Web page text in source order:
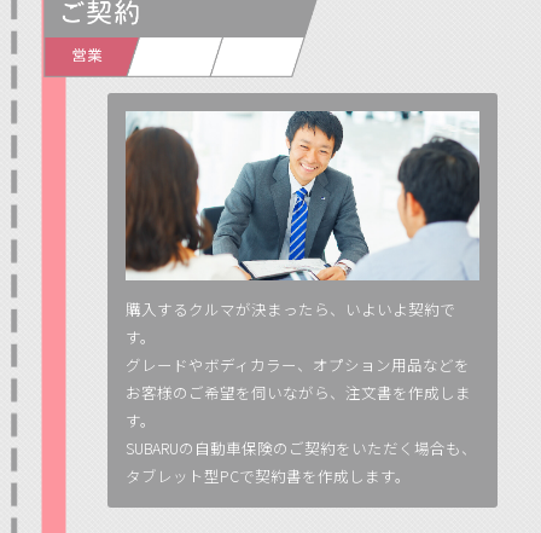
購入するクルマが決まったら、いよいよ契約で
す。
グレードやボディカラー、オプション用品などを
お客様のご希望を伺いながら、注文書を作成しま
す。
SUBARUの自動車保険のご契約をいただく場合も、
タブレット型PCで契約書を作成します。